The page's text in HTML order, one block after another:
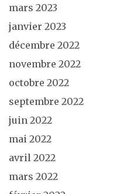
mars 2023
janvier 2023
décembre 2022
novembre 2022
octobre 2022
septembre 2022
juin 2022
mai 2022
avril 2022
mars 2022